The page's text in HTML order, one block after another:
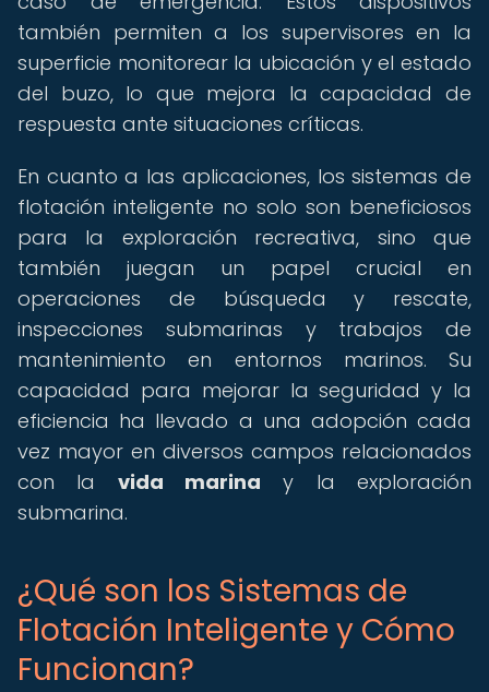
también permiten a los supervisores en la
superficie monitorear la ubicación y el estado
del buzo, lo que mejora la capacidad de
respuesta ante situaciones críticas.
En cuanto a las aplicaciones, los sistemas de
flotación inteligente no solo son beneficiosos
para la exploración recreativa, sino que
también juegan un papel crucial en
operaciones de búsqueda y rescate,
inspecciones submarinas y trabajos de
mantenimiento en entornos marinos. Su
capacidad para mejorar la seguridad y la
eficiencia ha llevado a una adopción cada
vez mayor en diversos campos relacionados
con la vida marina y la exploración
submarina.
¿Qué son los Sistemas de
Flotación Inteligente y Cómo
Funcionan?